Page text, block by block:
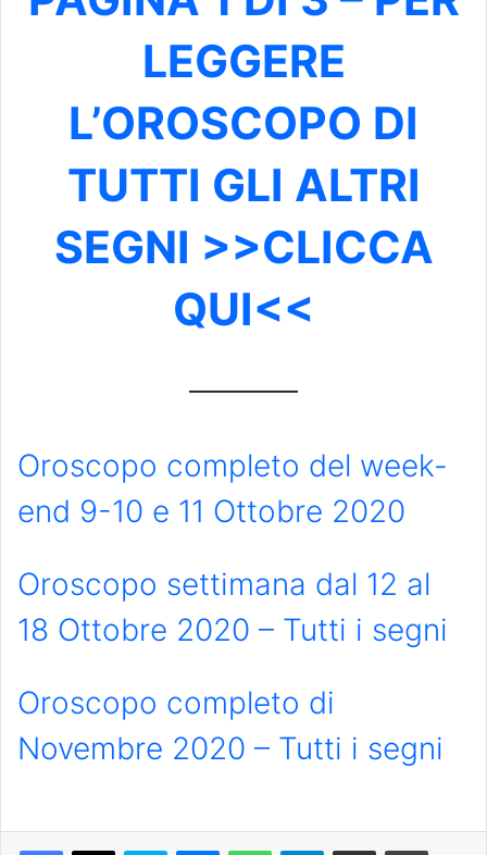
LEGGERE
L’OROSCOPO DI
TUTTI GLI ALTRI
SEGNI >>CLICCA
QUI<<
Oroscopo completo del week-
end 9-10 e 11 Ottobre 2020
Oroscopo settimana dal 12 al
18 Ottobre 2020 – Tutti i segni
Oroscopo completo di
Novembre 2020 – Tutti i segni